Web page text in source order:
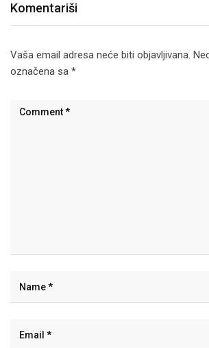
Komentariši
Vaša email adresa neće biti objavljivana.
označena sa *